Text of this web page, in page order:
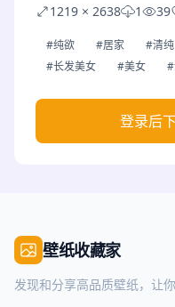
1219 × 2638 1 39
#纯欲 #居家 #清纯
#长发美女
#美女
登录后
壁纸收藏家
发现和分享高品质壁纸，让